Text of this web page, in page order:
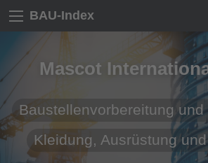
BAU-Index
Mascot
Baustellenvorbereitung
Kleidung, Ausrüstung